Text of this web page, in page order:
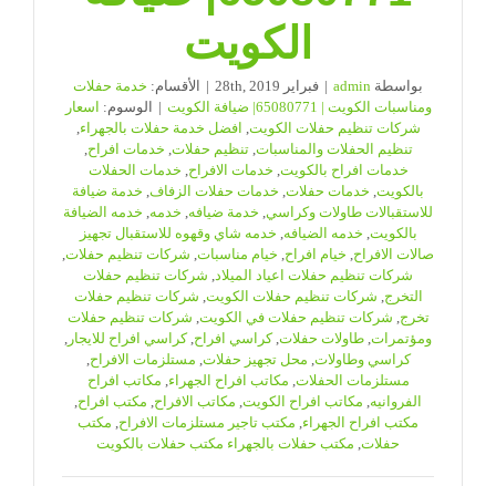
الكويت
بواسطة admin
| فبراير 28th, 2019 | الأقسام: خدمة حفلات
ومناسبات الكويت | 65080771| ضيافة الكويت
| الوسوم: اسعار
شركات تنظيم حفلات الكويت, افضل خدمة حفلات بالجهراء,
تنظيم الحفلات والمناسبات,تنظيم حفلات, خدمات افراح,
خدمات افراح بالكويت, خدمات الافراح, خدمات الحفلات
بالكويت, خدمات حفلات, خدمات حفلات الزفاف, خدمة ضيافة
للاستقبالات طاولات وكراسي, خدمة ضيافه, خدمه, خدمه الضيافة
بالكويت, خدمه الضيافه, خدمه شاي وقهوه للاستقبال تجهيز
صالات الافراح, خيام افراح, خيام مناسبات, شركات تنظيم حفلات,
شركات تنظيم حفلات اعياد الميلاد, شركات تنظيم حفلات
التخرج, شركات تنظيم حفلات الكويت, شركات تنظيم حفلات
تخرج, شركات تنظيم حفلات في الكويت, شركات تنظيم حفلات
ومؤتمرات, طاولات حفلات,كراسي افراح,كراسي افراح للايجار ,
كراسي وطاولات, محل تجهيز حفلات, مستلزمات الافراح,
مستلزمات الحفلات, مكاتب افراح الجهراء, مكاتب افراح
الفروانيه, مكاتب افراح الكويت, مكاتب الافراح, مكتب افراح,
مكتب افراح الجهراء, مكتب تاجير مستلزمات الافراح, مكتب
حفلات, مكتب حفلات بالجهراء مكتب حفلات بالكويت